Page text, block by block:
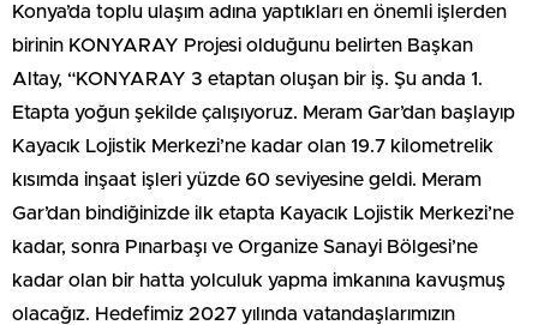
Konya’da toplu ulaşım adına yaptıkları en önemli işlerden
birinin KONYARAY Projesi olduğunu belirten Başkan
Altay, “KONYARAY 3 etaptan oluşan bir iş. Şu anda 1.
Etapta yoğun şekilde çalışıyoruz. Meram Gar’dan başlayıp
Kayacık Lojistik Merkezi’ne kadar olan 19.7 kilometrelik
kısımda inşaat işleri yüzde 60 seviyesine geldi. Meram
Gar’dan bindiğinizde ilk etapta Kayacık Lojistik Merkezi’ne
kadar, sonra Pınarbaşı ve Organize Sanayi Bölgesi’ne
kadar olan bir hatta yolculuk yapma imkanına kavuşmuş
olacağız. Hedefimiz 2027 yılında vatandaşlarımızın